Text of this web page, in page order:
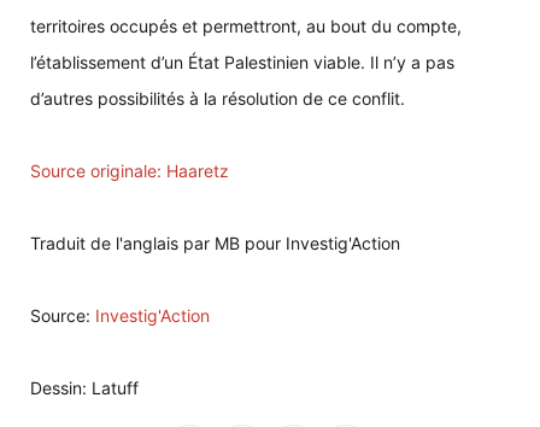
territoires occupés et permettront, au bout du compte,
l’établissement d’un État Palestinien viable. Il n’y a pas
d’autres possibilités à la résolution de ce conflit.
Source originale: Haaretz
Traduit de l'anglais par MB pour Investig'Action
Source: Investig'Action
Dessin: Latuff